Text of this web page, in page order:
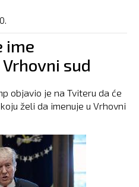
ime
sud
objavio je na Tviteru da će
želi da imenuje u Vrhovni